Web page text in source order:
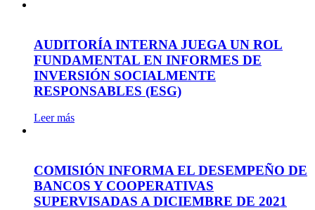
AUDITORÍA INTERNA JUEGA UN ROL
FUNDAMENTAL EN INFORMES DE
INVERSIÓN SOCIALMENTE
RESPONSABLES (ESG)
Leer más
COMISIÓN INFORMA EL DESEMPEÑO DE
BANCOS Y COOPERATIVAS
SUPERVISADAS A DICIEMBRE DE 2021